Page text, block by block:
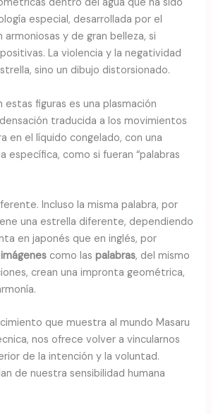
especial, desarrollada por el
armoniosas y de gran belleza, si
La violencia y la negatividad
sino un dibujo distorsionado.
estas figuras es una plasmación
traducida a los movimientos
en el líquido congelado, con una
específica, como si fueran “palabras
Incluso la misma palabra, por
una estrella diferente, dependiendo
en japonés que en inglés, por
imágenes como laspalabras, del mismo
crean una impronta geométrica,
que muestra al mundo Masaru
nos ofrece volver a vincularnos
de la intención y la voluntad.
de nuestra sensibilidad humana